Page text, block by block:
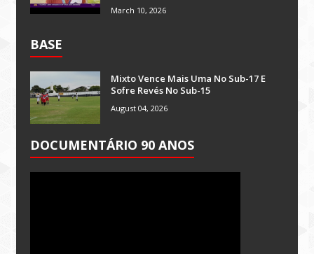
March 10, 2026
BASE
Mixto Vence Mais Uma No Sub-17 E
Sofre Revés No Sub-15
August 04, 2026
DOCUMENTÁRIO 90 ANOS